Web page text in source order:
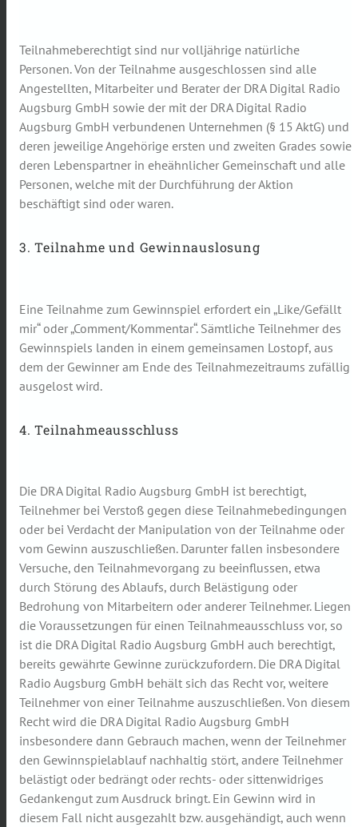
Teilnahmeberechtigt sind nur volljährige natürliche
Personen. Von der Teilnahme ausgeschlossen sind alle
Angestellten, Mitarbeiter und Berater der DRA Digital Radio
Augsburg GmbH sowie der mit der DRA Digital Radio
Augsburg GmbH verbundenen Unternehmen (§ 15 AktG) und
deren jeweilige Angehörige ersten und zweiten Grades sowie
deren Lebenspartner in eheähnlicher Gemeinschaft und alle
Personen, welche mit der Durchführung der Aktion
beschäftigt sind oder waren.
3. Teilnahme und Gewinnauslosung
Eine Teilnahme zum Gewinnspiel erfordert ein „Like/Gefällt
mir“ oder „Comment/Kommentar“. Sämtliche Teilnehmer des
Gewinnspiels landen in einem gemeinsamen Lostopf, aus
dem der Gewinner am Ende des Teilnahmezeitraums zufällig
ausgelost wird.
4. Teilnahmeausschluss
Die DRA Digital Radio Augsburg GmbH ist berechtigt,
Teilnehmer bei Verstoß gegen diese Teilnahmebedingungen
oder bei Verdacht der Manipulation von der Teilnahme oder
vom Gewinn auszuschließen. Darunter fallen insbesondere
Versuche, den Teilnahmevorgang zu beeinflussen, etwa
durch Störung des Ablaufs, durch Belästigung oder
Bedrohung von Mitarbeitern oder anderer Teilnehmer. Liegen
die Voraussetzungen für einen Teilnahmeausschluss vor, so
ist die DRA Digital Radio Augsburg GmbH auch berechtigt,
bereits gewährte Gewinne zurückzufordern. Die DRA Digital
Radio Augsburg GmbH behält sich das Recht vor, weitere
Teilnehmer von einer Teilnahme auszuschließen. Von diesem
Recht wird die DRA Digital Radio Augsburg GmbH
insbesondere dann Gebrauch machen, wenn der Teilnehmer
den Gewinnspielablauf nachhaltig stört, andere Teilnehmer
belästigt oder bedrängt oder rechts- oder sittenwidriges
Gedankengut zum Ausdruck bringt. Ein Gewinn wird in
diesem Fall nicht ausgezahlt bzw. ausgehändigt, auch wenn